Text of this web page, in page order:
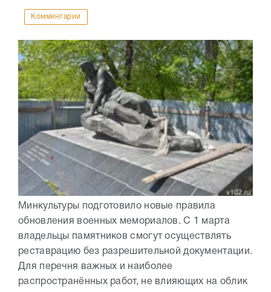
Комментарии
Минкультуры подготовило новые правила
обновления военных мемориалов. С 1 марта
владельцы памятников смогут осуществлять
реставрацию без разрешительной документации.
Для перечня важных и наиболее
распространённых работ, не влияющих на облик